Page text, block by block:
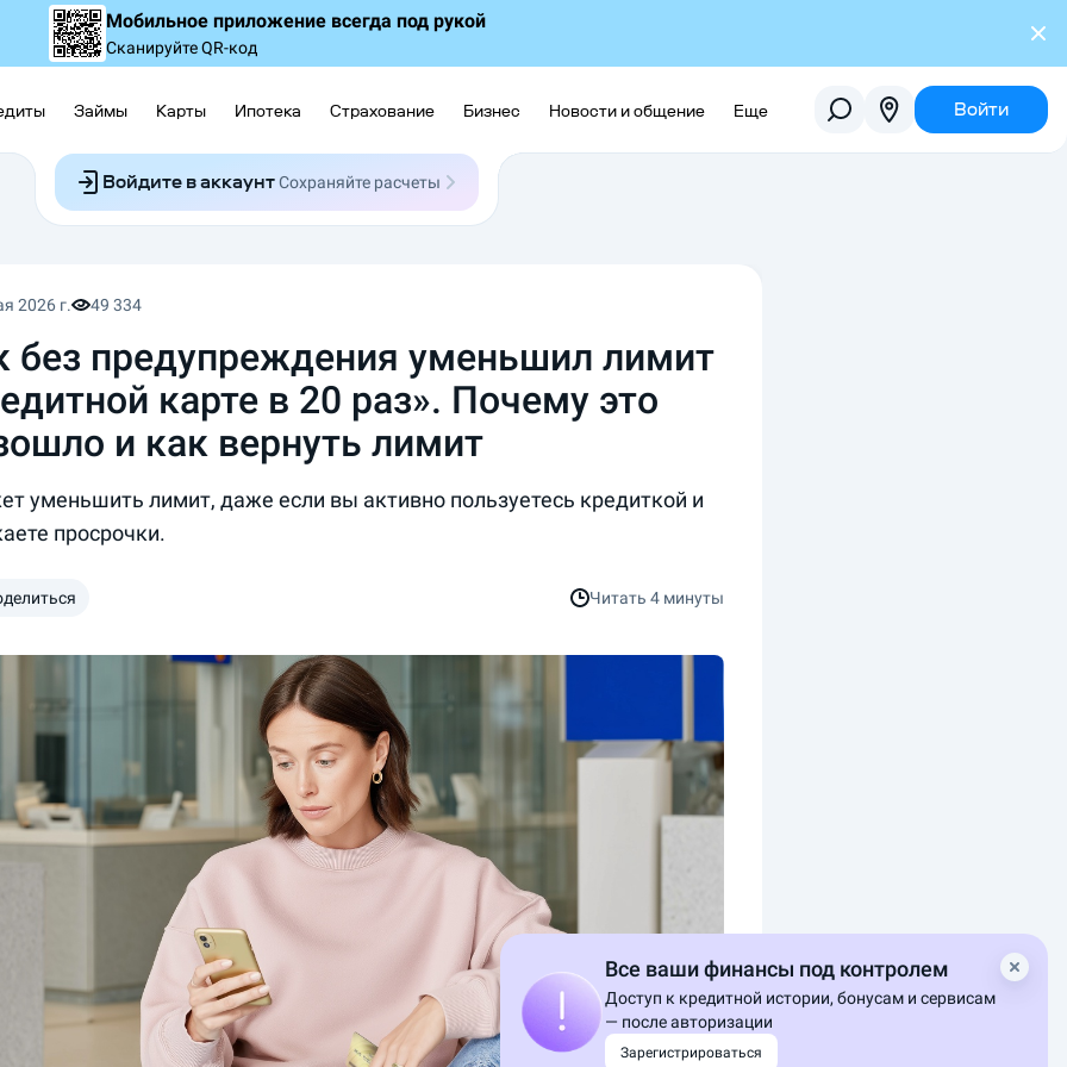
Мобильное приложение всегда под рукой
Сканируйте QR-код
Займы Карты Ипотека Страхование Бизнес Новости и общение Еще Войти
Войдите в аккаунтСохраняйте расчеты
Участвуйте в акциях
2026 г.
49 334
без предупреждения уменьшил лимит
карте в 20 раз». Почему это
и как вернуть лимит
уменьшить лимит, даже если вы активно пользуетесь кредиткой и
просрочки.
Читать 4 минуты
Все ваши финансы под контролем
Доступ к кредитной истории, бонусам и сервисам
— после авторизации
Зарегистрироваться